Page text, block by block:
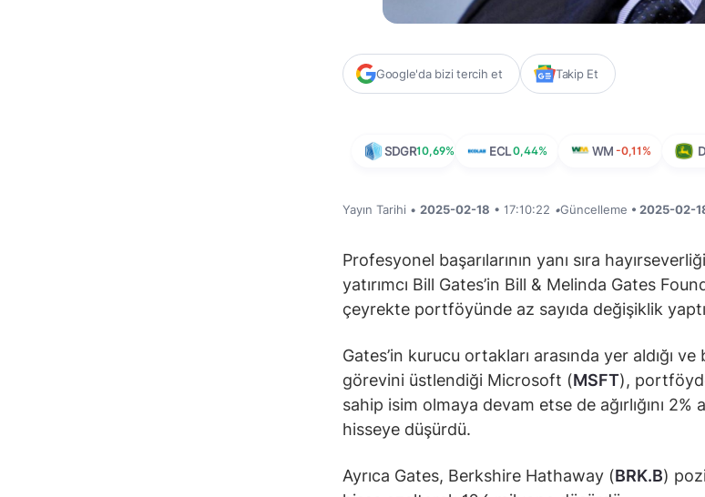
Google'da bizi tercih et Takip Et
SDGR10,69% ECL0,44% WM -0,11%
Yayın Tarihi • 2025-02-18 • 17:10:22 •Güncelleme • 2025-02-
Profesyonel başarılarının yanı sıra
yatırımcı Bill Gates’in Bill & Melinda Gates
çeyrekte portföyünde az sayıda değişiklik
Gates’in kurucu ortakları arasında yer aldığı ve
görevini üstlendiği Microsoft (MSFT),
sahip isim olmaya devam etse de ağırlığını
hisseye düşürdü.
Ayrıca Gates, Berkshire Hathaway (BRK.B)